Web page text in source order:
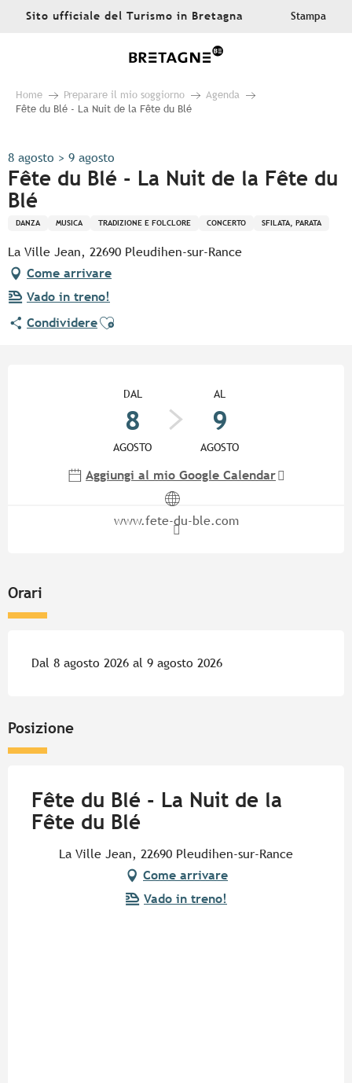
AllerSito ufficiale del Turismo in Bretagna Stampa
Home Preparare il mio soggiorno
Agenda
Fête du Blé - La Nuit de la Fête du Blé
8 agosto > 9 agosto
Fête du Blé - La Nuit de la Fête du
Blé
DANZA MUSICA TRADIZIONE E FOLCLORE CONCERTO SFILATA, PARATA
La Ville Jean, 22690 Pleudihen-sur-Rance
Come arrivare
Vado in treno!
CondividereAjouter aux favoris
DAL
8
AGOSTO
AL
9
AGOSTO
Aggiungi al mio Google Calendar
www.fete-du-ble.com
Orari
Dal 8 agosto 2026 al 9 agosto 2026
Posizione
Fête du Blé - La Nuit de la
Fête du Blé
La Ville Jean, 22690 Pleudihen-sur-Rance
Come arrivare
Vado in treno!